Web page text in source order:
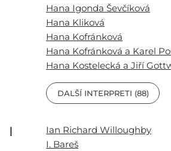
Hana Igonda Ševčíková
Hana Kliková
Hana Kofránková
Hana Kofránková a Karel
Hana Kostelecká a Jiří
DALŠÍ INTERPRETI (88)
I
Ian Richard Willoughby
I. Bareš